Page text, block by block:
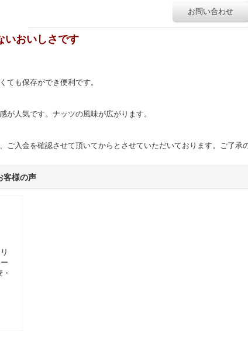
お問い合わせ
いおいしさです
ても保存ができ便利です。
人気です。ナッツの風味が広がります。
ご入金を確認させて頂いてからとさせていただいております。ご了承
客様の声